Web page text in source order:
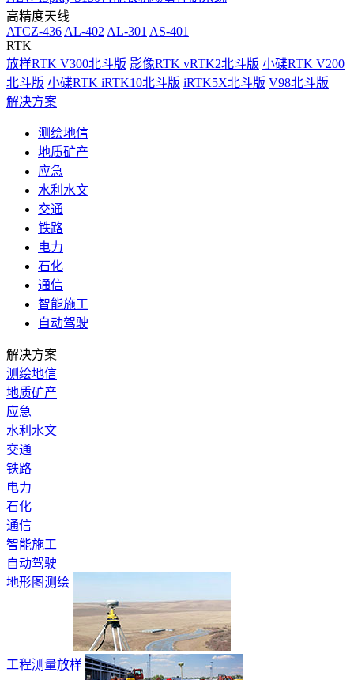
高精度天线
ATCZ-436 AL-402 AL-301 AS-401
RTK
放样RTK V300北斗版 影像RTK vRTK2北斗版 小碟RTK V200
北斗版 小碟RTK iRTK10北斗版 iRTK5X北斗版 V98北斗版
解决方案
测绘地信
地质矿产
应急
水利水文
交通
铁路
电力
石化
通信
智能施工
自动驾驶
解决方案
测绘地信
地质矿产
应急
水利水文
交通
铁路
电力
石化
通信
智能施工
自动驾驶
地形图测绘
工程测量放样